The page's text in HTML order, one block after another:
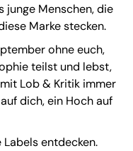
junge Menschen, die
Marke stecken.
ohne euch,
teilst und lebst,
Lob & Kritik immer
dich, ein Hoch auf
entdecken.